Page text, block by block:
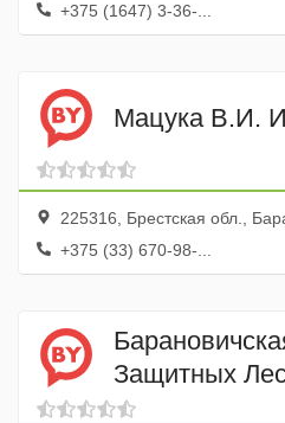
+375 (1647) 3-36-...
Мацука В.И.
225316, Брестская обл.,
+375 (33) 670-98-...
Защитных
РУП